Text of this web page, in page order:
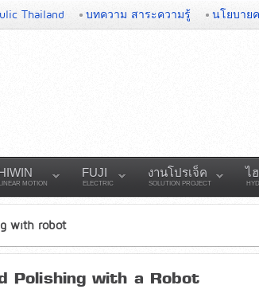
Thailand บทความ สาระความรู้ นโยบาย
LINEAR MOTION
FUJI
ELECTRIC
งานโปรเจ็ค
SOLUTION PROJECT
ไ
with robot
Polishing with a Robot